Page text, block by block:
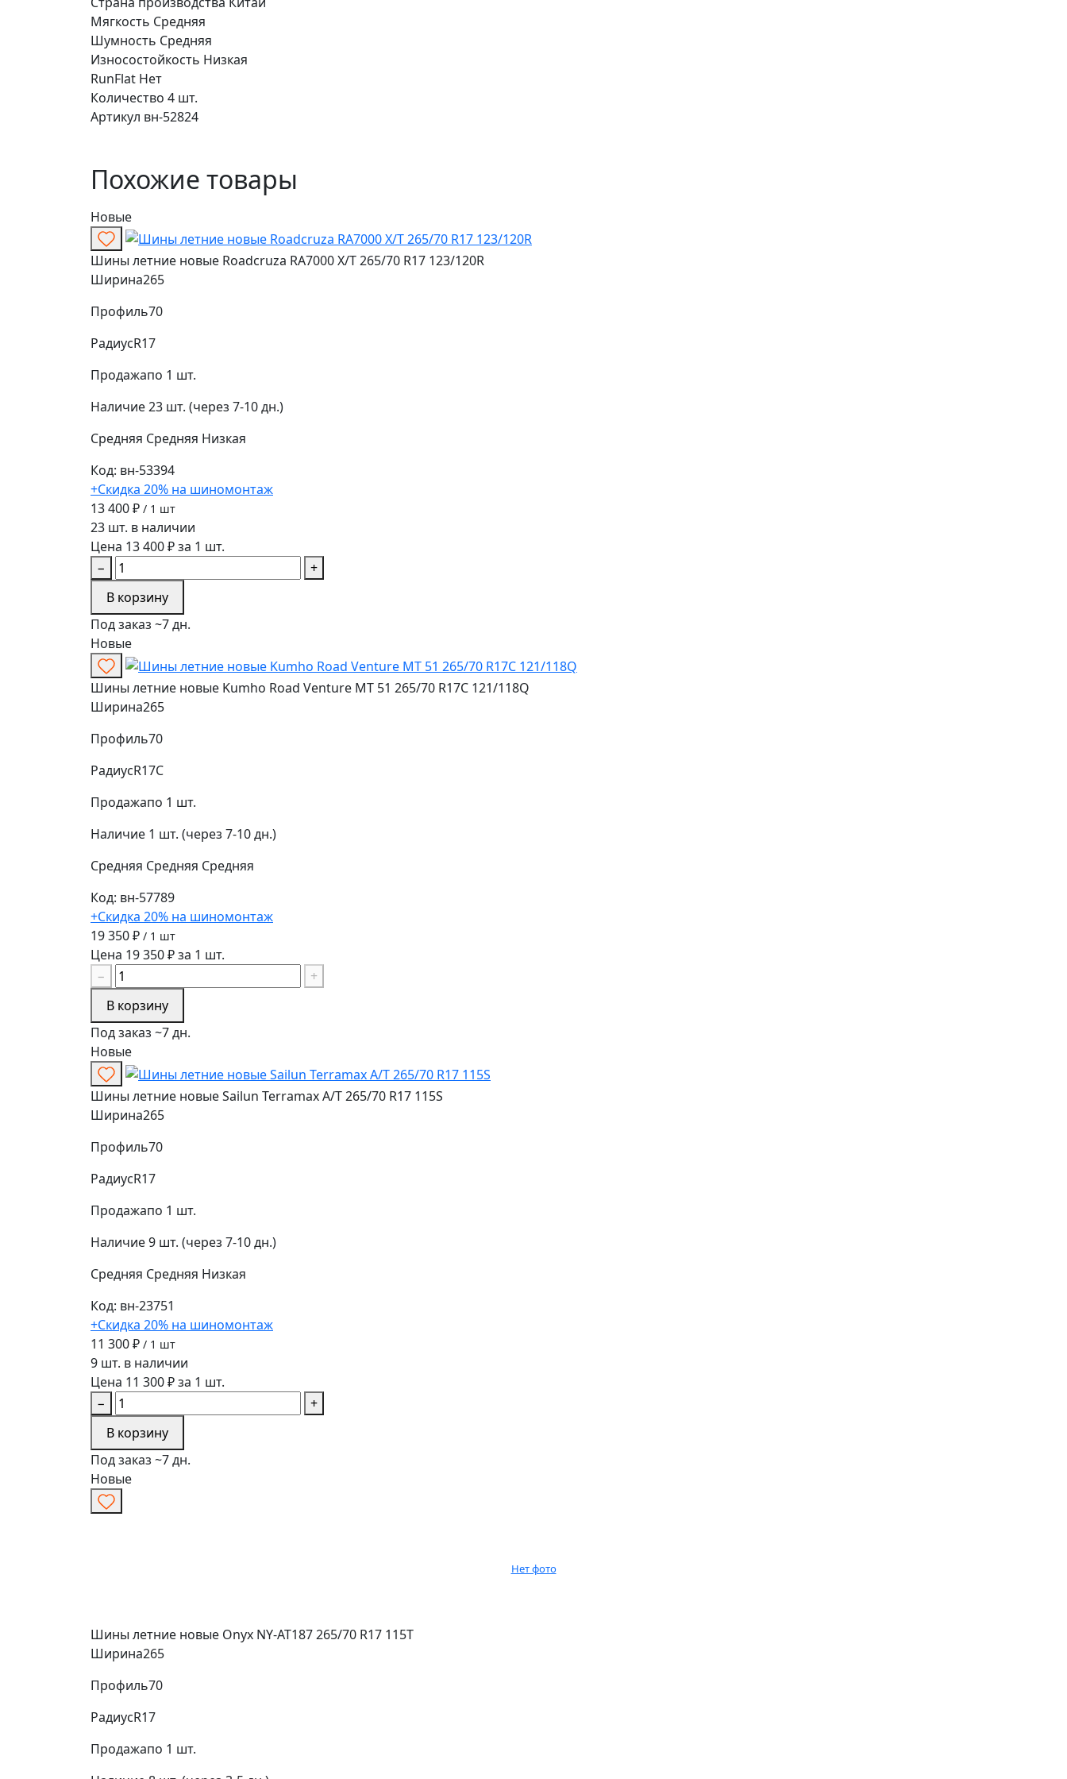
Мягкость Средняя
Шумность Средняя
Износостойкость Низкая
RunFlat Нет
Количество 4 шт.
Артикул вн-52824
Похожие товары
Новые
Шины летние новые Roadcruza RA7000 X/T 265/70 R17 123/120R
Ширина265
Профиль70
РадиусR17
Продажапо 1 шт.
Наличие23 шт. (через 7-10 дн.)
Средняя Средняя Низкая
Код: вн-53394
+Скидка 20% на шиномонтаж
13 400 ₽ / 1 шт
23 шт. в наличии
Цена 13 400 ₽ за 1 шт.
−
+
В корзину
Под заказ ~7 дн.
Новые
Шины летние новые Kumho Road Venture MT 51 265/70 R17C 121/118Q
Ширина265
Профиль70
РадиусR17C
Продажапо 1 шт.
Наличие 1 шт. (через 7-10 дн.)
Средняя Средняя Средняя
Код: вн-57789
+Скидка 20% на шиномонтаж
19 350 ₽ / 1 шт
Цена 19 350 ₽ за 1 шт.
−
+
В корзину
Под заказ ~7 дн.
Новые
Шины летние новые Sailun Terramax A/T 265/70 R17 115S
Ширина265
Профиль70
РадиусR17
Продажапо 1 шт.
Наличие9 шт. (через 7-10 дн.)
Средняя Средняя Низкая
Код: вн-23751
+Скидка 20% на шиномонтаж
11 300 ₽ / 1 шт
9 шт. в наличии
Цена 11 300 ₽ за 1 шт.
−
+
В корзину
Под заказ ~7 дн.
Новые
Нет фото
Шины летние новые Onyx NY-AT187 265/70 R17 115T
Ширина265
Профиль70
РадиусR17
Продажапо 1 шт.